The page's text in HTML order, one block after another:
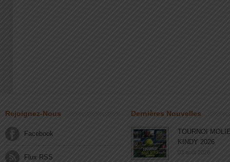
Rejoignez-Nous
Facebook
Flux RSS
Dernières Nouvelles
TOURNOI
KINDY 2026
03 août 2026